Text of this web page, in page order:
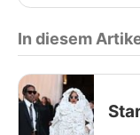
In diesem